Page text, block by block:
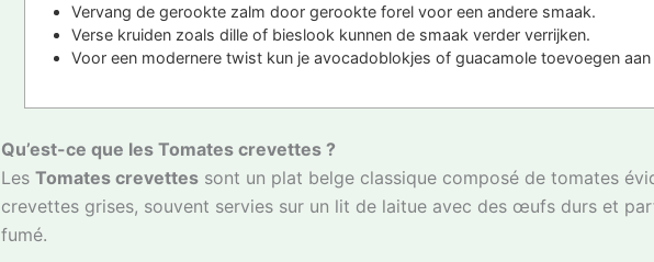
Vervang de gerookte zalm door gerookte forel voor een andere smaak.
Verse kruiden zoals dille of bieslook kunnen de smaak verder verrijken.
Voor een modernere twist kun je avocadoblokjes of guacamole toevoegen aan
Qu’est-ce que les Tomates crevettes ?
Les Tomates crevettes sont un plat belge classique composé de tomates
crevettes grises, souvent servies sur un lit de laitue avec des œufs durs et
fumé.